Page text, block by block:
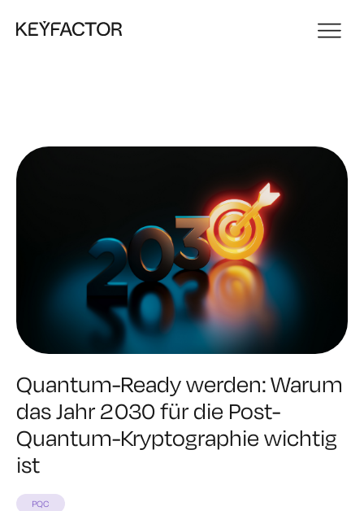
Quantum-Ready werden: Warum
das Jahr 2030 für die Post-
Quantum-Kryptographie wichtig
ist
PQC